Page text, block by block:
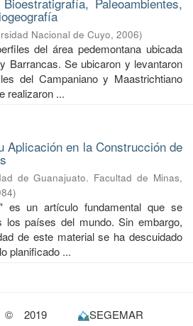
Nacional de Cuyo, 2006)
del área pedemontana ubicada
Barrancas. Se ubicaron y levantaron
del Campaniano y Maastrichtiano
realizaron ...
Aplicación en la Construcción de
de Guanajuato. Facultad de Minas,
)
es un artículo fundamental que se
los países del mundo. Sin embargo,
de este material se ha descuidado
planificado ...
© 2019
SEGEMAR